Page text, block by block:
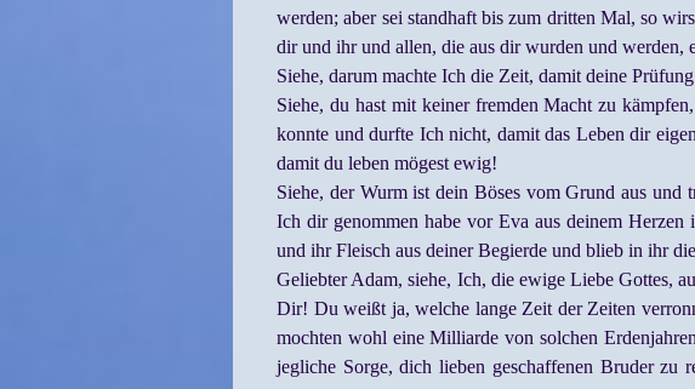
werden; aber sei standhaft bis zum dritten Mal, so
dir und ihr und allen, die aus dir wurden und werden,
Siehe, darum machte Ich die Zeit, damit deine
Siehe, du hast mit keiner fremden Macht zu
konnte und durfte Ich nicht, damit das Leben dir
damit du leben mögest ewig!
Siehe, der Wurm ist dein Böses vom Grund aus und
Ich dir genommen habe vor Eva aus deinem
und ihr Fleisch aus deiner Begierde und blieb in ihr
Geliebter Adam, siehe, Ich, die ewige Liebe Gottes,
Dir! Du weißt ja, welche lange Zeit der Zeiten
mochten wohl eine Milliarde von solchen
jegliche Sorge, dich lieben geschaffenen Bruder